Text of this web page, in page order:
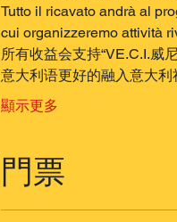
Tutto il ricavato andrà al
cui organizzeremo attività
所有收益会支持“VE.C.I.威
意大利语更好的融入意大利
顯示更多
門票